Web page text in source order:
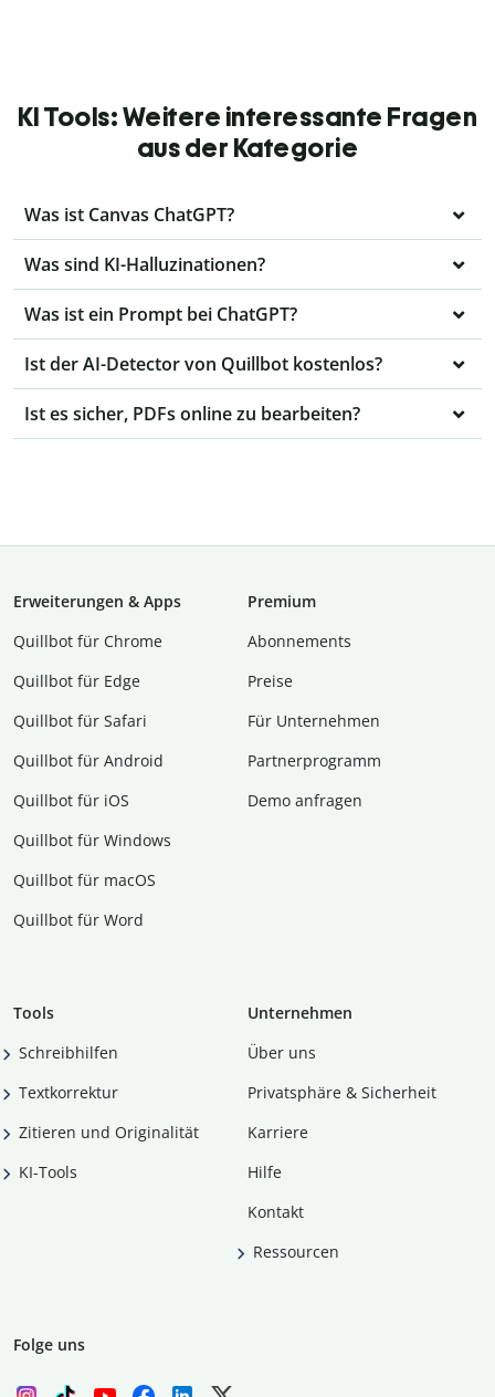
KI Tools: Weitere interessante Fragen
aus der Kategorie
Was ist Canvas ChatGPT?
Was sind KI-Halluzinationen?
Was ist ein Prompt bei ChatGPT?
Ist der AI-Detector von Quillbot kostenlos?
Ist es sicher, PDFs online zu bearbeiten?
Erweiterungen & Apps
Quillbot für Chrome
Quillbot für Edge
Quillbot für Safari
Quillbot für Android
Quillbot für iOS
Quillbot für Windows
Quillbot für macOS
Quillbot für Word
Premium
Abon­ne­ments
Preise
Für Unternehmen
Partnerprogramm
Demo anfragen
Tools
Schreibhilfen
Textkorrektur
Zitieren und Originalität
KI-Tools
Unternehmen
Über uns
Privatsphäre & Sicherheit
Karriere
Hilfe
Kontakt
Ressourcen
Folge uns